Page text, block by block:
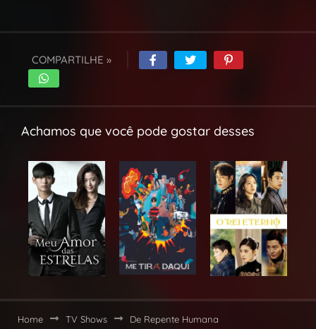
COMPARTILHE »
Achamos que você pode gostar desses
Home TV Shows De Repente Humana